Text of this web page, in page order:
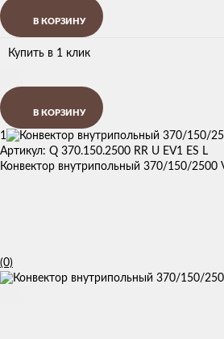
В КОРЗИНУ
Купить в 1 клик
В КОРЗИНУ
1
Артикул: Q 370.150.2500 RR U EV1 ES L
Конвектор внутрипольный 370/150/2500
(0)